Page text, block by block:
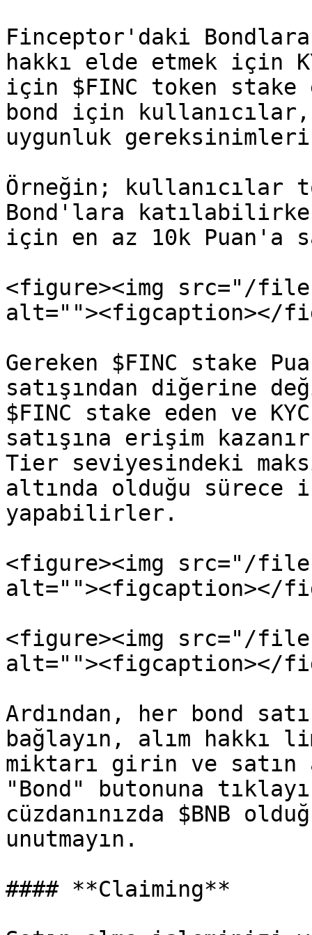
Finceptor'daki
hakkı elde etmek için
için $FINC token
bond için kullanıcılar,
uygunluk
Örneğin; kullanıcılar
Bond'lara
için en az 10k Puan'a
<figure><img src="/files/
alt=""><figcaption></
Gereken $FINC stake
satışından diğerine
$FINC stake eden ve
satışına erişim
Tier seviyesindeki
altında olduğu sürece
yapabilirler.
<figure><img src="/
alt=""><figcaption></
<figure><img src="/files/
alt=""><figcaption></
Ardından, her bond
bağlayın, alım
miktarı girin ve satın
"Bond" butonuna
cüzdanınızda $BNB
unutmayın.
#### **Claiming**